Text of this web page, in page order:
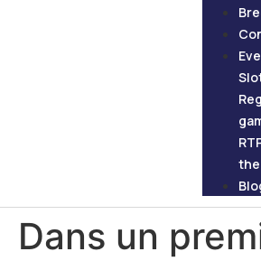
the
Dans un